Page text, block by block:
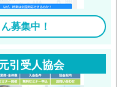
募集中！
引受人協会